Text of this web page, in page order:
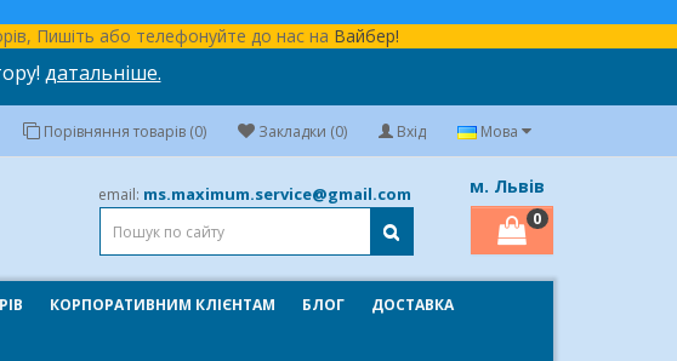
Пишіть або телефонуйте до нас на Вайбер!
датальніше.
Мова
Вхід
Закладки (0)
Порівняння товарів (0)
email: ms.maximum.service@gmail.com м. Львів
0
КОРПОРАТИВНИМ КЛІЄНТАМ БЛОГ ДОСТАВКА